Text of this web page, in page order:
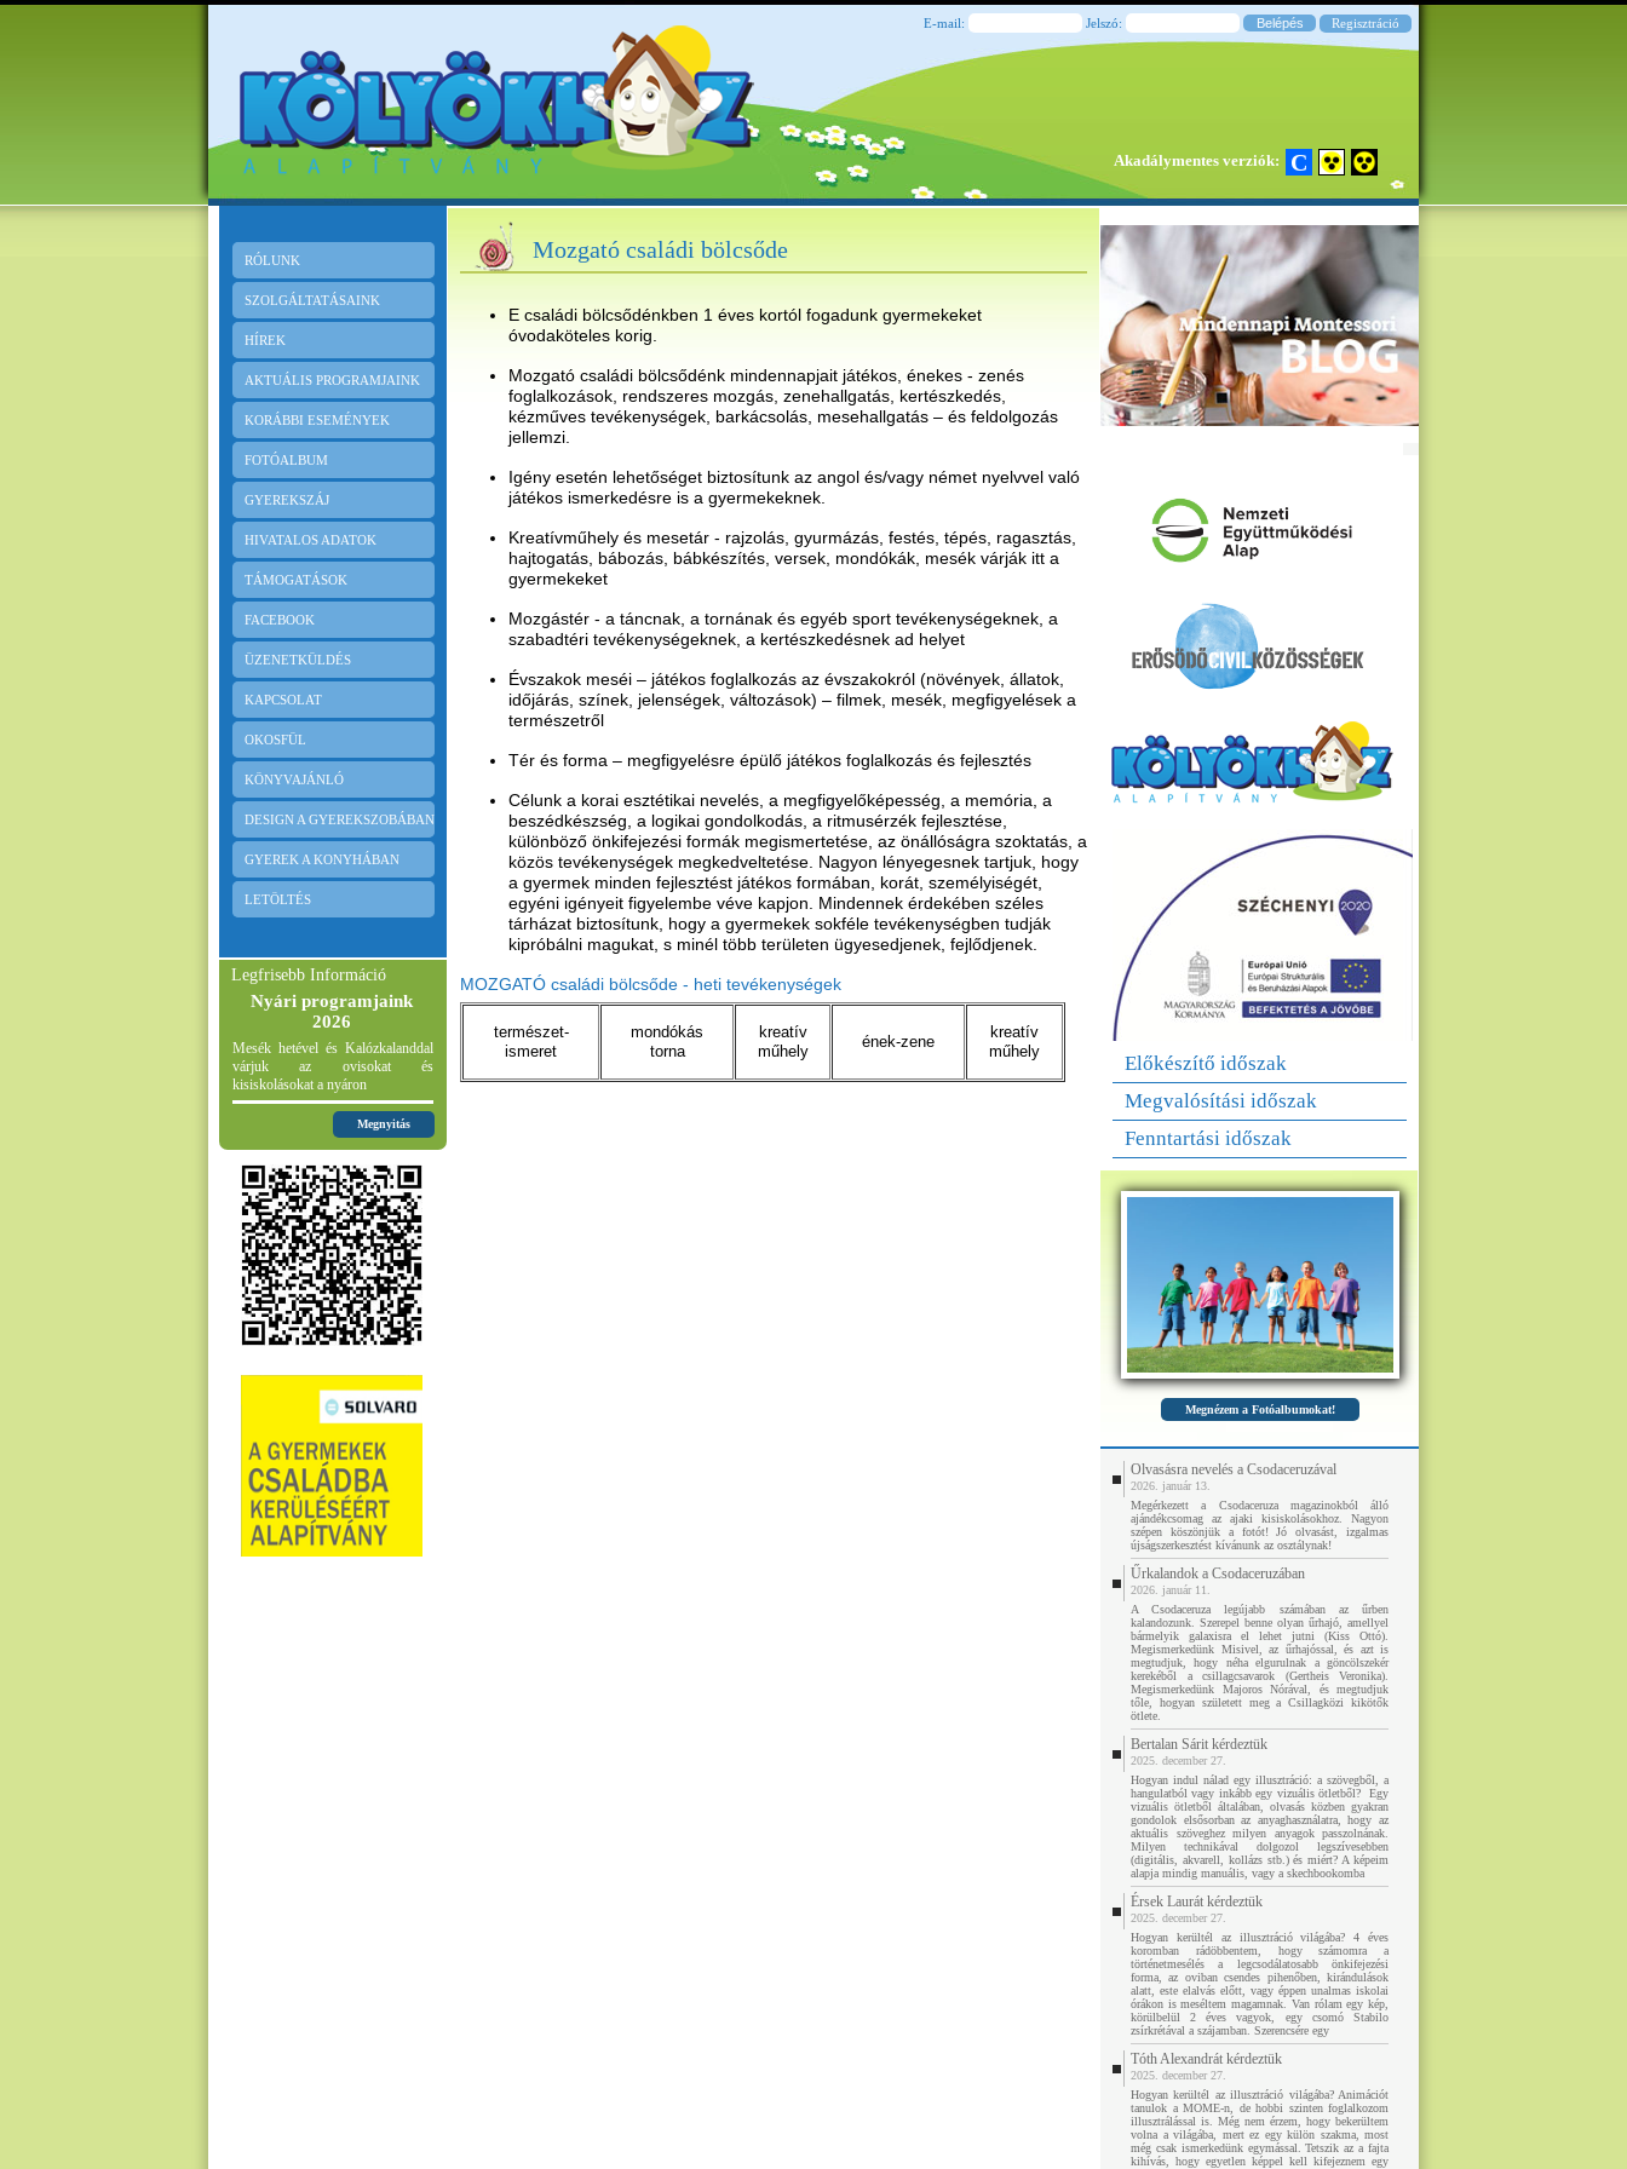
Akadálymentes verziók: C
E-mail: Jelszó: Regisztráció
RÓLUNK
SZOLGÁLTATÁSAINK
HÍREK
AKTUÁLIS PROGRAMJAINK
KORÁBBI ESEMÉNYEK
FOTÓALBUM
GYEREKSZÁJ
HIVATALOS ADATOK
TÁMOGATÁSOK
FACEBOOK
ÜZENETKÜLDÉS
KAPCSOLAT
OKOSFÜL
KÖNYVAJÁNLÓ
DESIGN A GYEREKSZOBÁBAN
GYEREK A KONYHÁBAN
LETÖLTÉS
Legfrisebb Információ
Nyári programjaink
2026
Mesék hetével és Kalózkalanddal
várjuk az ovisokat és
kisiskolásokat a nyáron
Megnyitás
Mozgató családi bölcsőde
E családi bölcsődénkben 1 éves kortól fogadunk gyermekeket
óvodaköteles korig.
Mozgató családi bölcsődénk mindennapjait játékos, énekes - zenés
foglalkozások, rendszeres mozgás, zenehallgatás, kertészkedés,
kézműves tevékenységek, barkácsolás, mesehallgatás – és feldolgozás
jellemzi.
Igény esetén lehetőséget biztosítunk az angol és/vagy német nyelvvel való
játékos ismerkedésre is a gyermekeknek.
Kreatívműhely és mesetár - rajzolás, gyurmázás, festés, tépés, ragasztás,
hajtogatás, bábozás, bábkészítés, versek, mondókák, mesék várják itt a
gyermekeket
Mozgástér - a táncnak, a tornának és egyéb sport tevékenységeknek, a
szabadtéri tevékenységeknek, a kertészkedésnek ad helyet
Évszakok meséi – játékos foglalkozás az évszakokról (növények, állatok,
időjárás, színek, jelenségek, változások) – filmek, mesék, megfigyelések a
természetről
Tér és forma – megfigyelésre épülő játékos foglalkozás és fejlesztés
Célunk a korai esztétikai nevelés, a megfigyelőképesség, a memória, a
beszédkészség, a logikai gondolkodás, a ritmusérzék fejlesztése,
különböző önkifejezési formák megismertetése, az önállóságra szoktatás, a
közös tevékenységek megkedveltetése. Nagyon lényegesnek tartjuk, hogy
a gyermek minden fejlesztést játékos formában, korát, személyiségét,
egyéni igényeit figyelembe véve kapjon. Mindennek érdekében széles
tárházat biztosítunk, hogy a gyermekek sokféle tevékenységben tudják
kipróbálni magukat, s minél több területen ügyesedjenek, fejlődjenek.
MOZGATÓ családi bölcsőde - heti tevékenységek
természet-
ismeret
mondókás
torna
kreatív
műhely
ének-zene
kreatív
műhely
Előkészítő időszak
Megvalósítási időszak
Fenntartási időszak
Megnézem a Fotóalbumokat!
Olvasásra nevelés a Csodaceruzával
2026. január 13.
Megérkezett a Csodaceruza magazinokból álló
ajándékcsomag az ajaki kisiskolásokhoz. Nagyon
szépen köszönjük a fotót! Jó olvasást, izgalmas
újságszerkesztést kívánunk az osztálynak!
Űrkalandok a Csodaceruzában
2026. január 11.
A Csodaceruza legújabb számában az űrben
kalandozunk. Szerepel benne olyan űrhajó, amellyel
bármelyik galaxisra el lehet jutni (Kiss Ottó).
Megismerkedünk Misivel, az űrhajóssal, és azt is
megtudjuk, hogy néha elgurulnak a göncölszekér
kerekéből a csillagcsavarok (Gertheis Veronika).
Megismerkedünk Majoros Nórával, és megtudjuk
tőle, hogyan született meg a Csillagközi kikötők
ötlete.
Bertalan Sárit kérdeztük
2025. december 27.
Hogyan indul nálad egy illusztráció: a szövegből, a
hangulatból vagy inkább egy vizuális ötletből? Egy
vizuális ötletből általában, olvasás közben gyakran
gondolok elsősorban az anyaghasználatra, hogy az
aktuális szöveghez milyen anyagok passzolnának.
Milyen technikával dolgozol legszívesebben
(digitális, akvarell, kollázs stb.) és miért? A képeim
alapja mindig manuális, vagy a skechbookomba
Érsek Laurát kérdeztük
2025. december 27.
Hogyan kerültél az illusztráció világába? 4 éves
koromban rádöbbentem, hogy számomra a
történetmesélés a legcsodálatosabb önkifejezési
forma, az oviban csendes pihenőben, kirándulások
alatt, este elalvás előtt, vagy éppen unalmas iskolai
órákon is meséltem magamnak. Van rólam egy kép,
körülbelül 2 éves vagyok, egy csomó Stabilo
zsírkrétával a szájamban. Szerencsére egy
Tóth Alexandrát kérdeztük
2025. december 27.
Hogyan kerültél az illusztráció világába? Animációt
tanulok a MOME-n, de hobbi szinten foglalkozom
illusztrálással is. Még nem érzem, hogy bekerültem
volna a világába, mert ez egy külön szakma, most
még csak ismerkedünk egymással. Tetszik az a fajta
kihívás, hogy egyetlen képpel kell kifejeznem egy